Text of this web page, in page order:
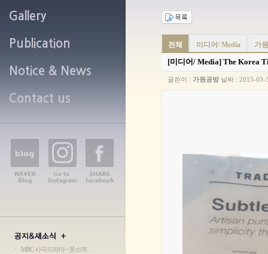
작업과정 안내
Gallery
가원공방 갤러리
Publication
미디어 / 협찬
Notice & News
공지사항 및 새소식
Contact us
가원공방 오시는 길
ㆍ MBC 사극드라마 <옷소매…
전체 미디어/ Media 가
[미디어/ Media] The Korea
글쓴이 : 가원공방 날짜 : 2015-03-